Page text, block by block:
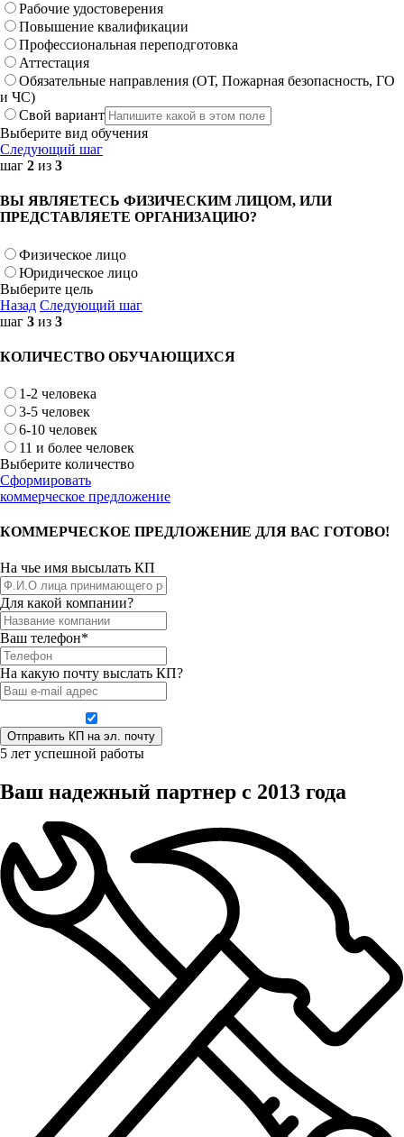
Рабочие удостоверения
Повышение квалификации
Профессиональная переподготовка
Аттестация
Обязательные направления (ОТ, Пожарная безопасность, ГО
и ЧС)
Свой вариант
Выберите вид обучения
Следующий шаг
шаг 2 из 3
ВЫ ЯВЛЯЕТЕСЬ ФИЗИЧЕСКИМ ЛИЦОМ, ИЛИ
ПРЕДСТАВЛЯЕТЕ ОРГАНИЗАЦИЮ?
Физическое лицо
Юридическое лицо
Выберите цель
Назад Следующий шаг
шаг 3 из 3
КОЛИЧЕСТВО ОБУЧАЮЩИХСЯ
1-2 человека
3-5 человек
6-10 человек
11 и более человек
Выберите количество
Сформировать
коммерческое предложение
КОММЕРЧЕСКОЕ ПРЕДЛОЖЕНИЕ ДЛЯ ВАС ГОТОВО!
На чье имя высылать КП
Для какой компании?
Ваш телефон*
На какую почту выслать КП?
5 лет успешной работы
Ваш надежный партнер с 2013 года